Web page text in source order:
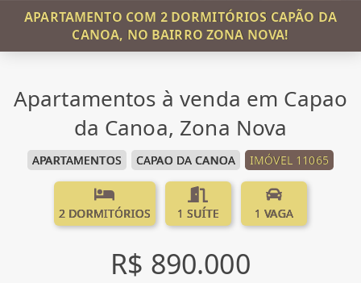
APARTAMENTO COM 2 DORMITÓRIOS CAPÃO DA
CANOA, NO BAIRRO ZONA NOVA!
Apartamentos à venda em Capao
da Canoa, Zona Nova
APARTAMENTOS CAPAO DA CANOA IMÓVEL 11065
2 DORMITÓRIOS 1 SUÍTE 1 VAGA
R$ 890.000